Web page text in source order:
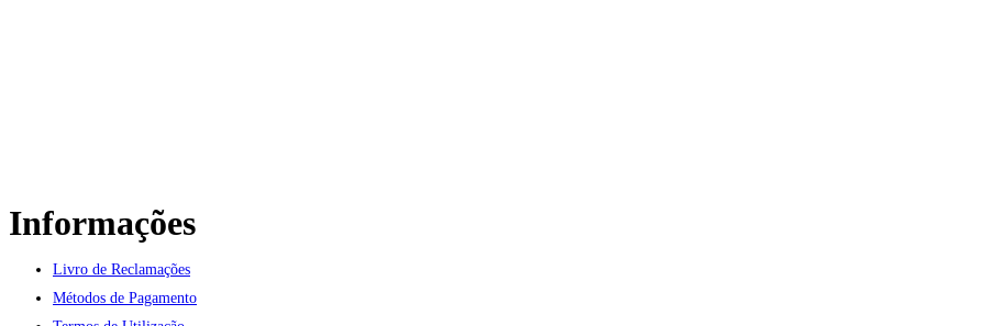
Informações
Livro de Reclamações
Métodos de Pagamento